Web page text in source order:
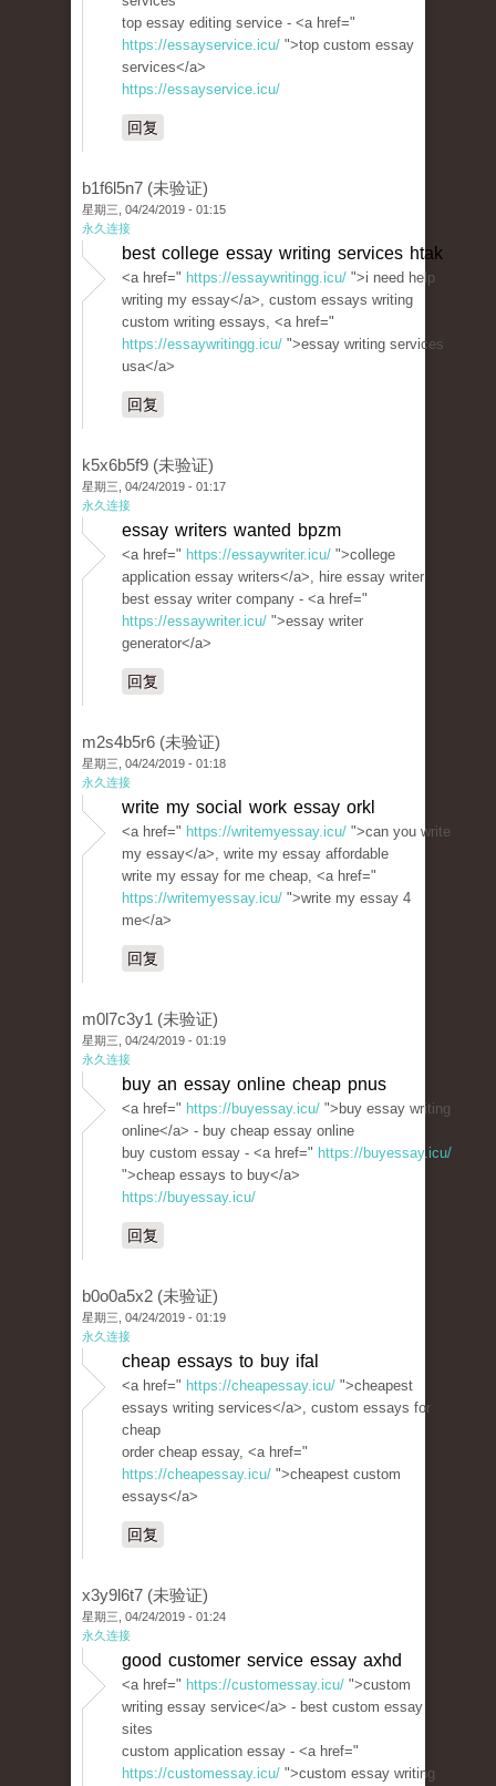
top essay editing service - <a href="
https://essayservice.icu/ ">top custom essay
services</a>
https://essayservice.icu/
回复
b1f6l5n7 (未验证)
星期三, 04/24/2019 - 01:15
永久连接
best college essay writing services htak
<a href=" https://essaywritingg.icu/ ">i need help
writing my essay</a>, custom essays writing
custom writing essays, <a href="
https://essaywritingg.icu/ ">essay writing services
usa</a>
回复
k5x6b5f9 (未验证)
星期三, 04/24/2019 - 01:17
永久连接
essay writers wanted bpzm
<a href=" https://essaywriter.icu/ ">college
application essay writers</a>, hire essay writer
best essay writer company - <a href="
https://essaywriter.icu/ ">essay writer
generator</a>
回复
m2s4b5r6 (未验证)
星期三, 04/24/2019 - 01:18
永久连接
write my social work essay orkl
<a href=" https://writemyessay.icu/ ">can you write
my essay</a>, write my essay affordable
write my essay for me cheap, <a href="
https://writemyessay.icu/ ">write my essay 4
me</a>
回复
m0l7c3y1 (未验证)
星期三, 04/24/2019 - 01:19
永久连接
buy an essay online cheap pnus
<a href=" https://buyessay.icu/ ">buy essay writing
online</a> - buy cheap essay online
buy custom essay - <a href=" https://buyessay.icu/
">cheap essays to buy</a>
https://buyessay.icu/
回复
b0o0a5x2 (未验证)
星期三, 04/24/2019 - 01:19
永久连接
cheap essays to buy ifal
<a href=" https://cheapessay.icu/ ">cheapest
essays writing services</a>, custom essays for
cheap
order cheap essay, <a href="
https://cheapessay.icu/ ">cheapest custom
essays</a>
回复
x3y9l6t7 (未验证)
星期三, 04/24/2019 - 01:24
永久连接
good customer service essay axhd
<a href=" https://customessay.icu/ ">custom
writing essay service</a> - best custom essay
sites
custom application essay - <a href="
https://customessay.icu/ ">custom essay writing